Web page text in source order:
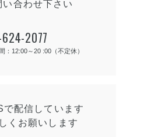
い合わせ下さい
2077
：12:00～20 :00（不定休）
で配信しています
く お願いします